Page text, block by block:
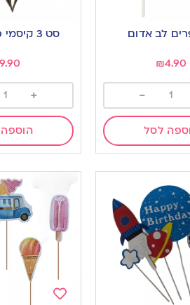
₪4.90
-
לסל
סט 3 קיסמי כדור דיסקו
9.90
+